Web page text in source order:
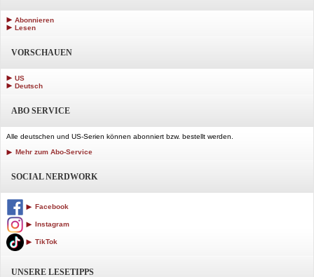
Abonnieren
Lesen
VORSCHAUEN
US
Deutsch
ABO SERVICE
Alle deutschen und US-Serien können abonniert bzw. bestellt werden.
Mehr zum Abo-Service
SOCIAL NERDWORK
Facebook
Instagram
TikTok
UNSERE LESETIPPS